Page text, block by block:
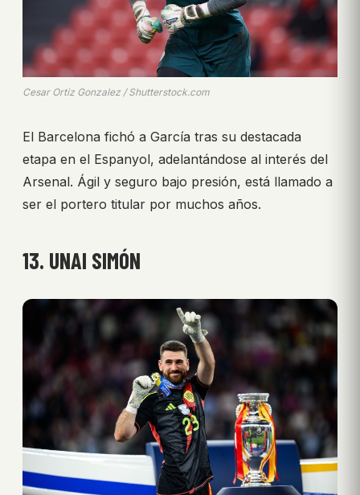
Cesar Ortiz Gonzalez / Shutterstock.com
El Barcelona fichó a García tras su destacada
etapa en el Espanyol, adelantándose al interés del
Arsenal. Ágil y seguro bajo presión, está llamado a
ser el portero titular por muchos años.
13. UNAI SIMÓN